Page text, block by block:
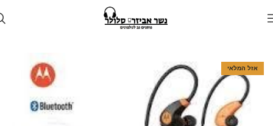
אוזניות אלחוטיות
אזל המלאי